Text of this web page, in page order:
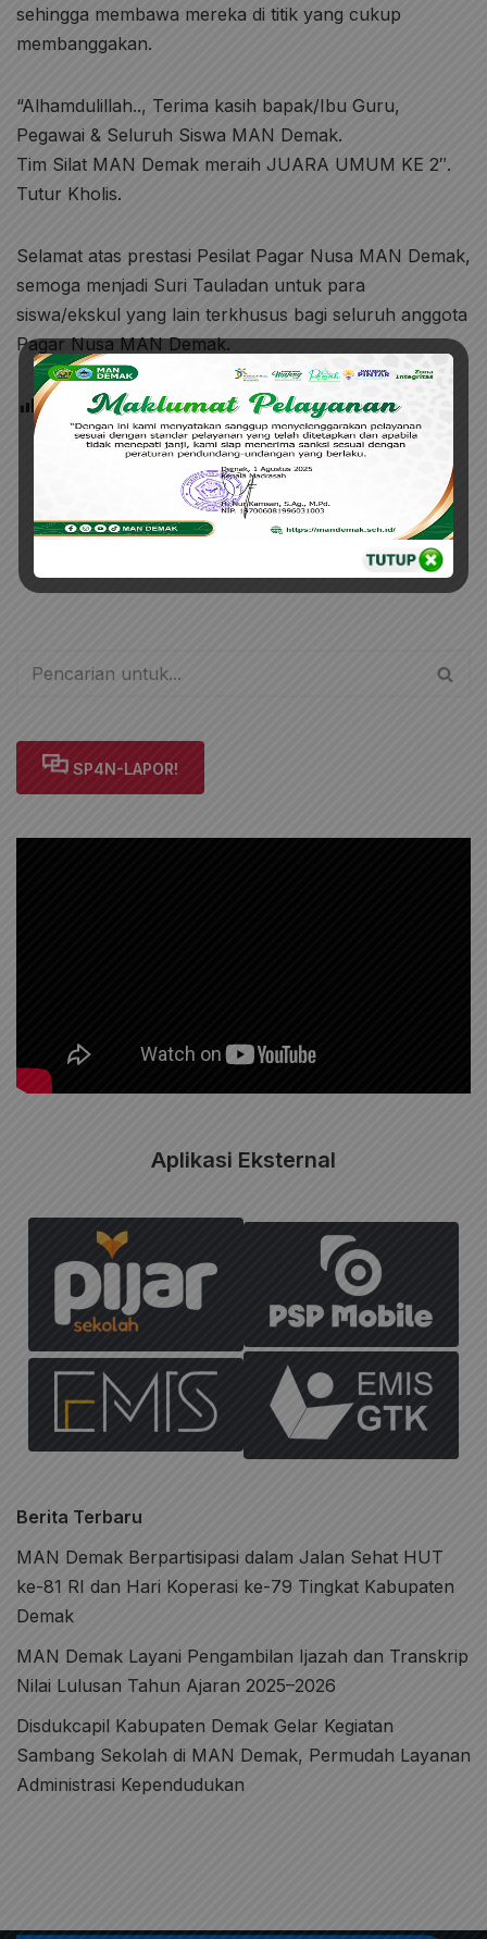
sehingga membawa mereka di titik yang cukup
membanggakan.
“Alhamdulillah.., Terima kasih bapak/Ibu Guru,
Pegawai & Seluruh Siswa MAN Demak.
Tim Silat MAN Demak meraih JUARA UMUM KE 2″.
Tutur Kholis.
Selamat atas prestasi Pesilat Pagar Nusa MAN Demak,
semoga menjadi Suri Tauladan untuk para
siswa/ekskul yang lain terkhusus bagi seluruh anggota
Pagar Nusa MAN Demak.
Post Views: 41
SP4N-LAPOR!
Aplikasi Eksternal
Berita Terbaru
MAN Demak Berpartisipasi dalam Jalan Sehat HUT
ke-81 RI dan Hari Koperasi ke-79 Tingkat Kabupaten
Demak
MAN Demak Layani Pengambilan Ijazah dan Transkrip
Nilai Lulusan Tahun Ajaran 2025–2026
Disdukcapil Kabupaten Demak Gelar Kegiatan
Sambang Sekolah di MAN Demak, Permudah Layanan
Administrasi Kependudukan